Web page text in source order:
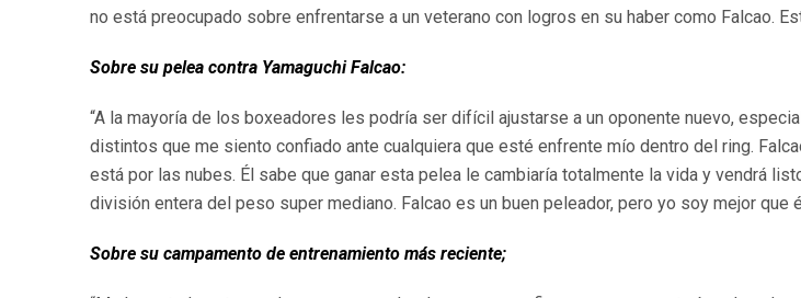
no está preocupado sobre enfrentarse a un veterano con logros en su haber como Falcao.
Sobre su pelea contra Yamaguchi Falcao:
“A la mayoría de los boxeadores les podría ser difícil ajustarse a un oponente nuevo,
distintos que me siento confiado ante cualquiera que esté enfrente mío dentro del ring.
está por las nubes. Él sabe que ganar esta pelea le cambiaría totalmente la vida y vendrá
división entera del peso super mediano. Falcao es un buen peleador, pero yo soy mejor que
Sobre su campamento de entrenamiento más reciente;